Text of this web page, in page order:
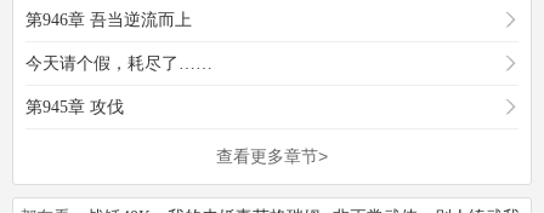
第946章 吾当逆流而上
今天请个假，耗尽了……
第945章 攻伐
查看更多章节>